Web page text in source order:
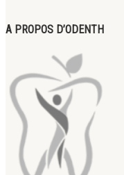
A PROPOS D’ODENTH